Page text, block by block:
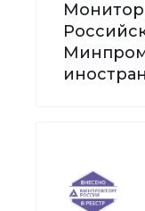
Монитор